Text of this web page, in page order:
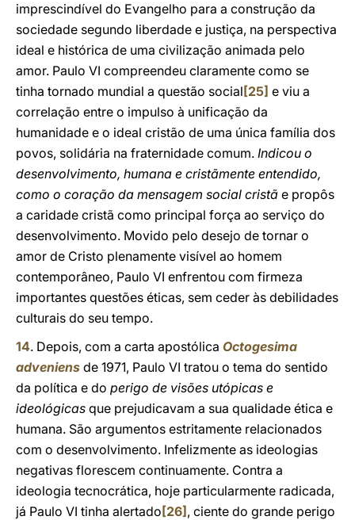
imprescindível do Evangelho para a construção da
sociedade segundo liberdade e justiça, na perspectiva
ideal e histórica de uma civilização animada pelo
amor. Paulo VI compreendeu claramente como se
tinha tornado mundial a questão social [25] e viu a
correlação entre o impulso à unificação da
humanidade e o ideal cristão de uma única família dos
povos, solidária na fraternidade comum. Indicou o
desenvolvimento, humana e cristãmente entendido,
como o coração da mensagem social cristã e propôs
a caridade cristã como principal força ao serviço do
desenvolvimento. Movido pelo desejo de tornar o
amor de Cristo plenamente visível ao homem
contemporâneo, Paulo VI enfrentou com firmeza
importantes questões éticas, sem ceder às debilidades
culturais do seu tempo.
14. Depois, com a carta apostólica Octogesima
adveniens de 1971, Paulo VI tratou o tema do sentido
da política e do perigo de visões utópicas e
ideológicas que prejudicavam a sua qualidade ética e
humana. São argumentos estritamente relacionados
com o desenvolvimento. Infelizmente as ideologias
negativas florescem continuamente. Contra a
ideologia tecnocrática, hoje particularmente radicada,
já Paulo VI tinha alertado [26] , ciente do grande perigo